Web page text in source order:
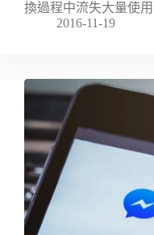
換過程中流失大量使
2016-11-19